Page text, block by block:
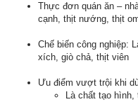
Thực đơn quán ăn –
cạnh, thịt nướng, thịt
Chế biến công nghiệp:
xích, giò chả, thịt viên
Ưu điểm vượt trội khi
Là chất tạo